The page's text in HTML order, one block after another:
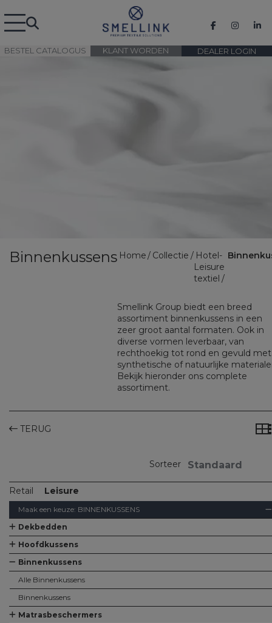
BESTEL CATALOGUS DEALER LOGIN
KLANT WORDEN
Home Collectie
Hotel-
Leisure
textiel
Binnenkussens
Smellink Group biedt een breed
assortiment binnenkussens in een
zeer groot aantal formaten. Ook in
diverse vormen leverbaar, van
rechthoekig tot rond en gevuld met
synthetische of natuurlijke
Bekijk hieronder ons complete
assortiment.
Retail Leisure
Maak een keuze: BINNENKUSSENS
Dekbedden
Alle Dekbedden
Dekbedden
Kinderdekbedjes
Dekbed met hoofdkussen set
Hoofdkussens
Alle Hoofdkussens
Hoofdkussens
Binnenkussens
Alle Binnenkussens
Binnenkussens
Matrasbeschermers
TERUG
Sorteer